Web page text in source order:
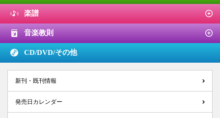
楽譜
音楽教則
CD/DVD/その他
新刊・既刊情報
発売日カレンダー